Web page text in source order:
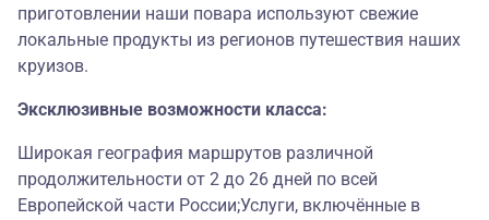
приготовлении наши повара используют свежие
локальные продукты из регионов путешествия наших
круизов.
Эксклюзивные возможности класса:
Широкая география маршрутов различной
продолжительности от 2 до 26 дней по всей
Европейской части России;Услуги, включённые в